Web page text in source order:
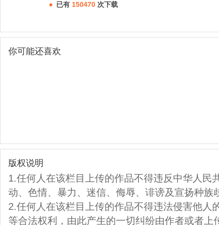
已有 150470 次下载
你可能还喜欢
版权说明
1.任何人在该栏目上传的作品不得违反中华人民
动、色情、暴力、迷信、侮辱、诽谤及宣扬种族
2.任何人在该栏目上传的作品不得违法侵害他人
等合法权利，由此产生的一切纠纷由作者或者上